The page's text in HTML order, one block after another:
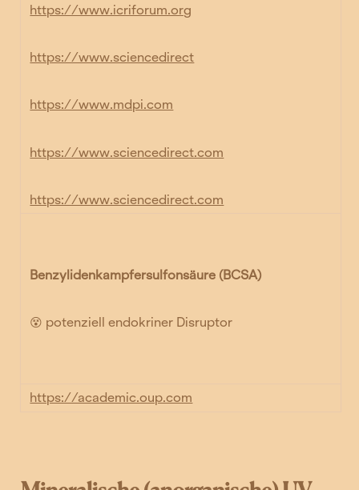
https://www.icriforum.org
https://www.sciencedirect
https://www.mdpi.com
https://www.sciencedirect.com
https://www.sciencedirect.com
Benzylidenkampfersulfonsäure (BCSA)
😵 potenziell endokriner Disruptor
https://academic.oup.com